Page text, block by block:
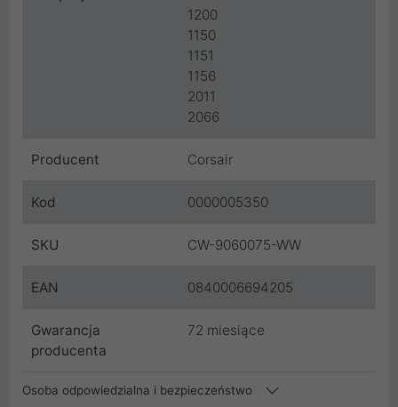
1200
1150
1151
1156
2011
2066
Producent Corsair
Kod 0000005350
SKU CW-9060075-WW
EAN 0840006694205
Gwarancja
producenta
72 miesiące
Osoba odpowiedzialna i bezpieczeństwo